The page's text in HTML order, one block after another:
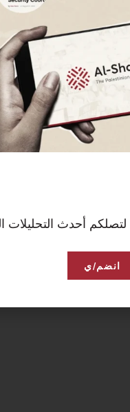
أحدث التحليلات
انضم/ي